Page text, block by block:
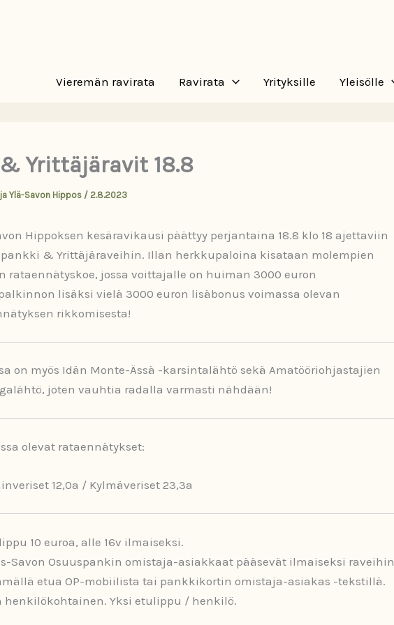
Vieremän ravirata Ravirata Yrityksille Yleisölle
& Yrittäjäravit 18.8
Ylä-Savon Hippos / 2.8.2023
Hippoksen kesäravikausi päättyy perjantaina 18.8 klo 18 ajettaviin
& Yrittäjäraveihin. Illan herkkupaloina kisataan molempien
rataennätyskoe, jossa voittajalle on huiman 3000 euron
lisäksi vielä 3000 euron lisäbonus voimassa olevan
rikkomisesta!
on myös Idän Monte-Ässä -karsintalähtö sekä Amatööriohjastajien
joten vauhtia radalla varmasti nähdään!
olevat rataennätykset:
12,0a / Kylmäveriset 23,3a
10 euroa, alle 16v ilmaiseksi.
Savon Osuuspankin omistaja-asiakkaat pääsevät ilmaiseksi raveihin
etua OP-mobiilista tai pankkikortin omistaja-asiakas -tekstillä.
henkilökohtainen. Yksi etulippu / henkilö.